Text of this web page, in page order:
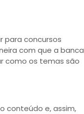
para concursos
com que a banca
como os temas são
conteúdo e, assim,